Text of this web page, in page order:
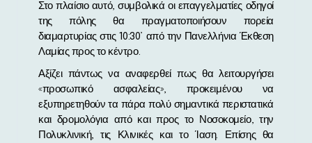
Στο πλαίσιο αυτό, συμβολικά οι επαγγελματίες οδηγοί
της πόλης θα πραγματοποιήσουν πορεία
διαμαρτυρίας στις 10:30’ από την Πανελλήνια Έκθεση
Λαμίας προς το κέντρο.
Αξίζει πάντως να αναφερθεί πως θα λειτουργήσει
«προσωπικό ασφαλείας», προκειμένου να
εξυπηρετηθούν τα πάρα πολύ σημαντικά περιστατικά
και δρομολόγια από και προς το Νοσοκομείο, την
Πολυκλινική, τις Κλινικές και το Ίαση. Επίσης θα